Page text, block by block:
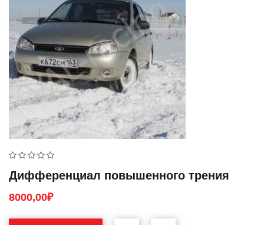
Дифференциал повышенного трения
8000,00₽